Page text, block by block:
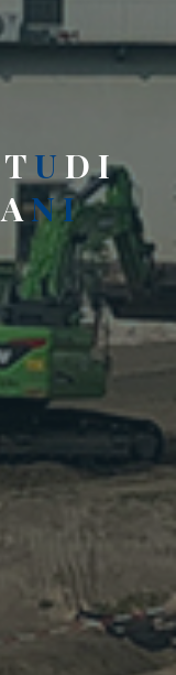
T UDI
A
ANI